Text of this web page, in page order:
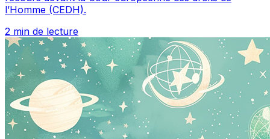
l’Homme (CEDH).
2 min de lecture